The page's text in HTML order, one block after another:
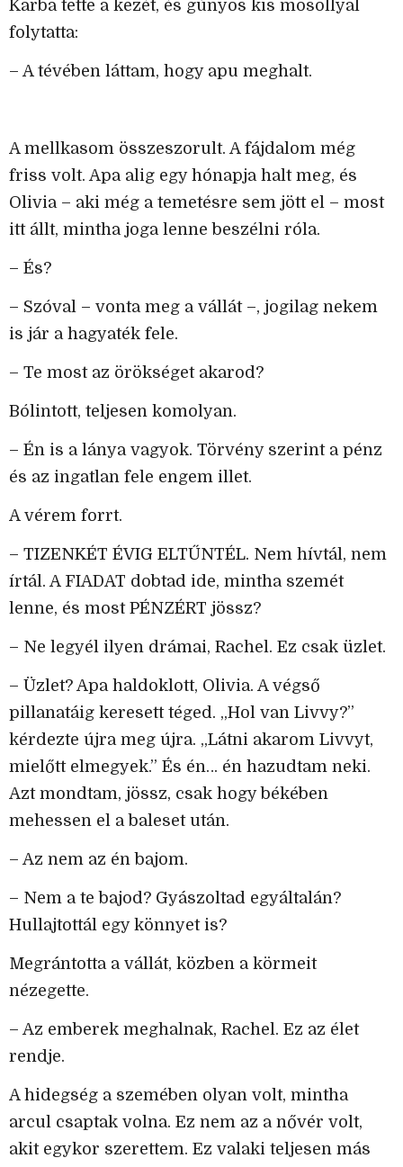
Karba tette a kezét, és gúnyos kis mosollyal
folytatta:
– A tévében láttam, hogy apu meghalt.
A mellkasom összeszorult. A fájdalom még
friss volt. Apa alig egy hónapja halt meg, és
Olivia – aki még a temetésre sem jött el – most
itt állt, mintha joga lenne beszélni róla.
– És?
– Szóval – vonta meg a vállát –, jogilag nekem
is jár a hagyaték fele.
– Te most az örökséget akarod?
Bólintott, teljesen komolyan.
– Én is a lánya vagyok. Törvény szerint a pénz
és az ingatlan fele engem illet.
A vérem forrt.
– TIZENKÉT ÉVIG ELTŰNTÉL. Nem hívtál, nem
írtál. A FIADAT dobtad ide, mintha szemét
lenne, és most PÉNZÉRT jössz?
– Ne legyél ilyen drámai, Rachel. Ez csak üzlet.
– Üzlet? Apa haldoklott, Olivia. A végső
pillanatáig keresett téged. „Hol van Livvy?”
kérdezte újra meg újra. „Látni akarom Livvyt,
mielőtt elmegyek.” És én… én hazudtam neki.
Azt mondtam, jössz, csak hogy békében
mehessen el a baleset után.
– Az nem az én bajom.
– Nem a te bajod? Gyászoltad egyáltalán?
Hullajtottál egy könnyet is?
Megrántotta a vállát, közben a körmeit
nézegette.
– Az emberek meghalnak, Rachel. Ez az élet
rendje.
A hidegség a szemében olyan volt, mintha
arcul csaptak volna. Ez nem az a nővér volt,
akit egykor szerettem. Ez valaki teljesen más